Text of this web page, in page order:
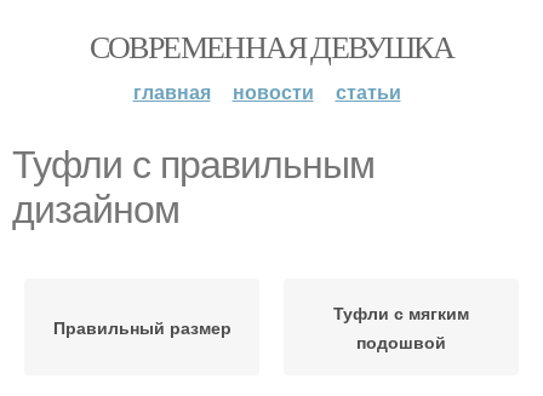
СОВРЕМЕННАЯ ДЕВУШКА
главная новости статьи
Туфли с правильным
дизайном
Правильный размер
Туфли с мягким
подошвой